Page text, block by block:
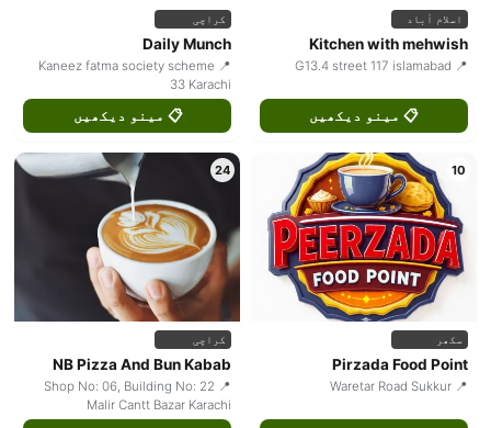
اسلام آباد
Kitchen with mehwish
📍 G13.4 street 117 islamabad
📋 مینو دیکھیں
کراچی
Daily Munch
📍 Kaneez fatma society scheme
33 Karachi
📋 مینو دیکھیں
10
سکھر
Pirzada Food Point
📍 Waretar Road Sukkur
24
کراچی
NB Pizza And Bun Kabab
📍 Shop No: 06, Building No: 22
Malir Cantt Bazar Karachi